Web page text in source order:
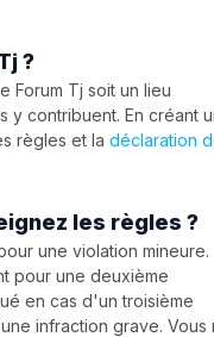
?
Forum Tj soit un lieu
y contribuent. En créant
règles et ladéclaration
les règles ?
une violation mineure.
pour une deuxième
en cas d'un troisième
infraction grave. Vous